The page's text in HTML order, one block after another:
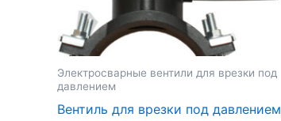
Электросварные вентили для врезки под
давлением
Вентиль для врезки под давлением